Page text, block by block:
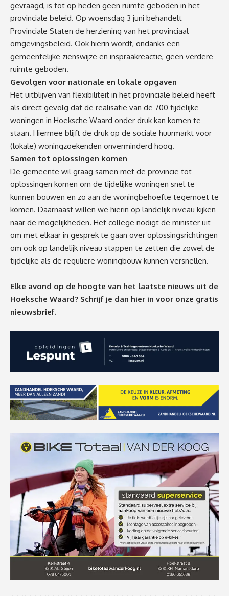
gevraagd, is tot op heden geen ruimte geboden in het
provinciale beleid. Op woensdag 3 juni behandelt
Provinciale Staten de herziening van het provinciaal
omgevingsbeleid. Ook hierin wordt, ondanks een
gemeentelijke zienswijze en inspraakreactie, geen verdere
ruimte geboden.
Gevolgen voor nationale en lokale opgaven
Het uitblijven van flexibiliteit in het provinciale beleid heeft
als direct gevolg dat de realisatie van de 700 tijdelijke
woningen in Hoeksche Waard onder druk kan komen te
staan. Hiermee blijft de druk op de sociale huurmarkt voor
(lokale) woningzoekenden onverminderd hoog.
Samen tot oplossingen komen
De gemeente wil graag samen met de provincie tot
oplossingen komen om de tijdelijke woningen snel te
kunnen bouwen en zo aan de woningbehoefte tegemoet te
komen. Daarnaast willen we hierin op landelijk niveau kijken
naar de mogelijkheden. Het college nodigt de minister uit
om met elkaar in gesprek te gaan over oplossingsrichtingen
om ook op landelijk niveau stappen te zetten die zowel de
tijdelijke als de reguliere woningbouw kunnen versnellen.
Elke avond op de hoogte van het laatste nieuws uit de
Hoeksche Waard? Schrijf je dan hier in voor onze gratis
nieuwsbrief.